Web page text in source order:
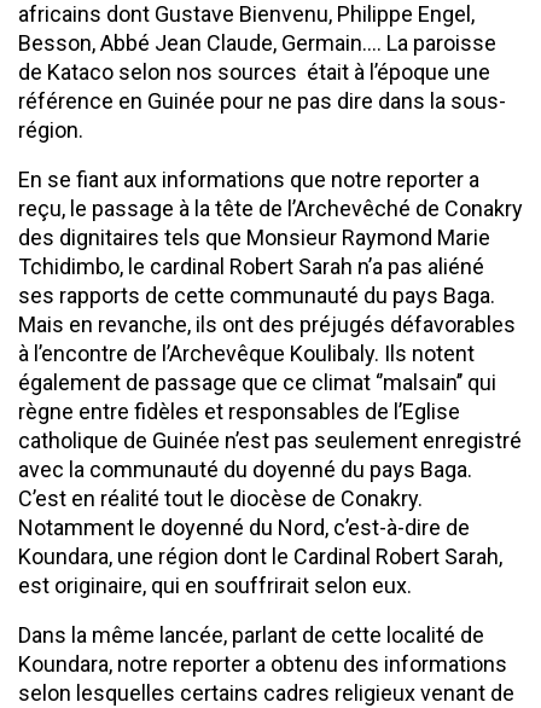
africains dont Gustave Bienvenu, Philippe Engel,
Besson, Abbé Jean Claude, Germain…. La paroisse
de Kataco selon nos sources était à l’époque une
référence en Guinée pour ne pas dire dans la sous-
région.
En se fiant aux informations que notre reporter a
reçu, le passage à la tête de l’Archevêché de Conakry
des dignitaires tels que Monsieur Raymond Marie
Tchidimbo, le cardinal Robert Sarah n’a pas aliéné
ses rapports de cette communauté du pays Baga.
Mais en revanche, ils ont des préjugés défavorables
à l’encontre de l’Archevêque Koulibaly. Ils notent
également de passage que ce climat ‘’malsain’’ qui
règne entre fidèles et responsables de l’Eglise
catholique de Guinée n’est pas seulement enregistré
avec la communauté du doyenné du pays Baga.
C’est en réalité tout le diocèse de Conakry.
Notamment le doyenné du Nord, c’est-à-dire de
Koundara, une région dont le Cardinal Robert Sarah,
est originaire, qui en souffrirait selon eux.
Dans la même lancée, parlant de cette localité de
Koundara, notre reporter a obtenu des informations
selon lesquelles certains cadres religieux venant de